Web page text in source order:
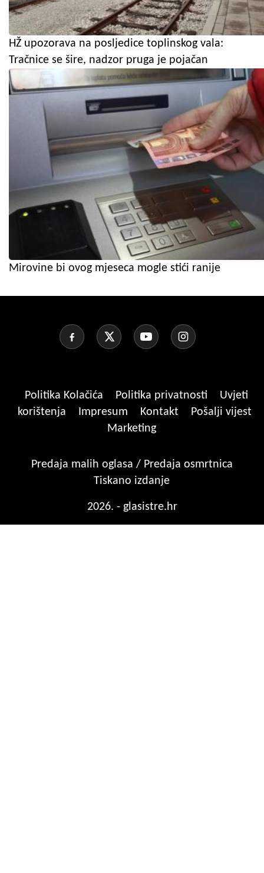
HŽ upozorava na posljedice toplinskog vala:
Tračnice se šire, nadzor pruga je pojačan
Mirovine bi ovog mjeseca mogle stići ranije
Politika Kolačića Politika privatnosti
Uvjeti
korištenja
Impresum Kontakt
Pošalji vijest
Marketing
Predaja malih oglasa / Predaja osmrtnica
Tiskano izdanje
2026. - glasistre.hr